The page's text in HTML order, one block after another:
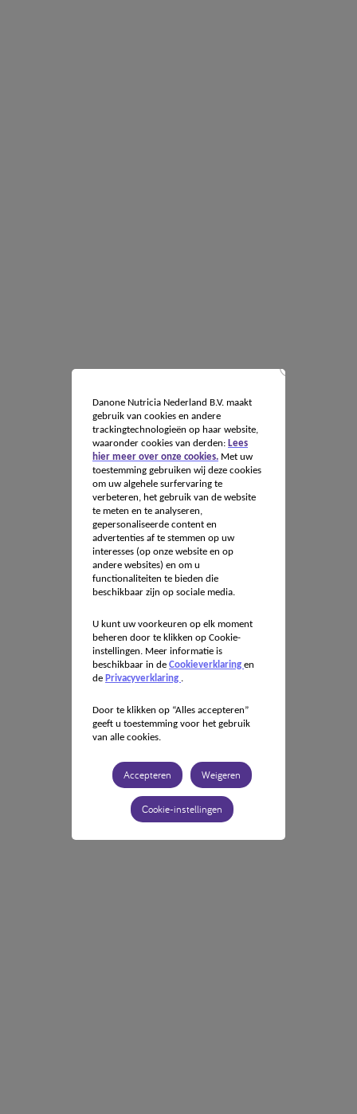
Danone Nutricia Nederland B.V. maakt
gebruik van cookies en andere
trackingtechnologieën op haar website,
waaronder cookies van derden: Lees
hier meer over onze cookies.Met uw
toestemming gebruiken wij deze cookies
om uw algehele surfervaring te
verbeteren, het gebruik van de website
te meten en te analyseren,
gepersonaliseerde content en
advertenties af te stemmen op uw
interesses (op onze website en op
andere websites) en om u
functionaliteiten te bieden die
beschikbaar zijn op sociale media.
U kunt uw voorkeuren op elk moment
beheren door te klikken op Cookie-
instellingen. Meer informatie is
beschikbaar in de Cookieverklaring en
de Privacyverklaring .
Door te klikken op “Alles accepteren”
geeft u toestemming voor het gebruik
van alle cookies.
Accepteren Weigeren
Cookie-instellingen